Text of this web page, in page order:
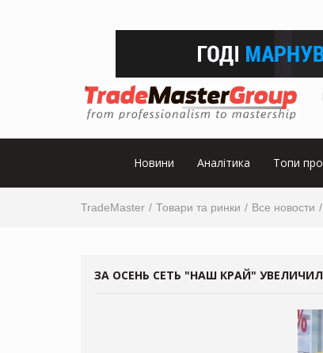
Новини Аналітика Топи
TradeMaster Товари та ринки Все новости
ЗА ОСЕНЬ СЕТЬ "НАШ КРАЙ"